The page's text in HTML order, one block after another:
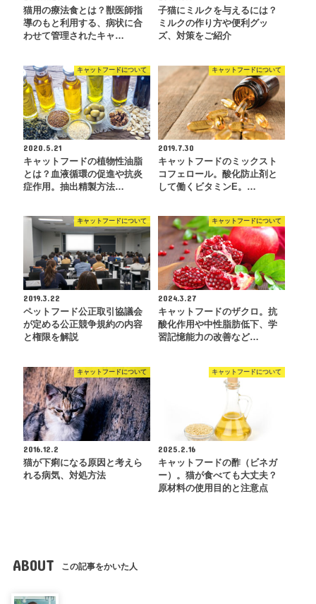
猫用の療法食とは？獣医師指
導のもと利用する、病状に合
わせて管理されたキャ…
子猫にミルクを与えるには？
ミルクの作り方や便利グッ
ズ、対策をご紹介
キャットフードについて
2020.5.21
キャットフードの植物性油脂
とは？血液循環の促進や抗炎
症作用。抽出精製方法…
キャットフードについて
2019.7.30
キャットフードのミックスト
コフェロール。酸化防止剤と
して働くビタミンE。…
キャットフードについて
2019.3.22
ペットフード公正取引協議会
が定める公正競争規約の内容
と権限を解説
キャットフードについて
2024.3.27
キャットフードのザクロ。抗
酸化作用や中性脂肪低下、学
習記憶能力の改善など…
キャットフードについて
2016.12.2
猫が下痢になる原因と考えら
れる病気、対処方法
キャットフードについて
2025.2.16
キャットフードの酢（ビネガ
ー）。猫が食べても大丈夫？
原材料の使用目的と注意点
ABOUT この記事をかいた人